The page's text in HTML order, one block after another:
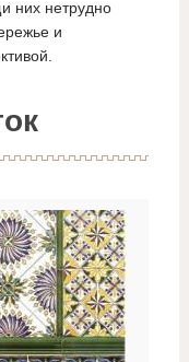
них нетрудно
и